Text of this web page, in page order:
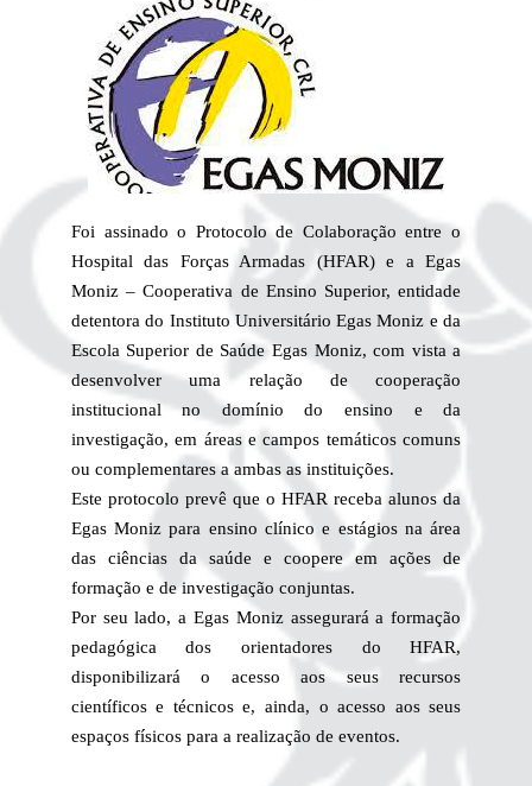
Foi assinado o Protocolo de Colaboração entre o
Hospital das Forças Armadas (HFAR) e a Egas
Moniz – Cooperativa de Ensino Superior, entidade
detentora do Instituto Universitário Egas Moniz e da
Escola Superior de Saúde Egas Moniz, com vista a
desenvolver uma relação de cooperação
institucional no domínio do ensino e da
investigação, em áreas e campos temáticos comuns
ou complementares a ambas as instituições.
Este protocolo prevê que o HFAR receba alunos da
Egas Moniz para ensino clínico e estágios na área
das ciências da saúde e coopere em ações de
formação e de investigação conjuntas.
Por seu lado, a Egas Moniz assegurará a formação
pedagógica dos orientadores do HFAR,
disponibilizará o acesso aos seus recursos
científicos e técnicos e, ainda, o acesso aos seus
espaços físicos para a realização de eventos.